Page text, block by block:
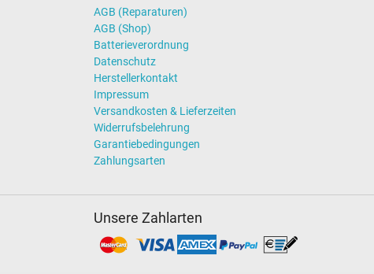
AGB (Reparaturen)
AGB (Shop)
Batterieverordnung
Datenschutz
Herstellerkontakt
Impressum
Versandkosten & Lieferzeiten
Widerrufsbelehrung
Garantiebedingungen
Zahlungsarten
Unsere Zahlarten